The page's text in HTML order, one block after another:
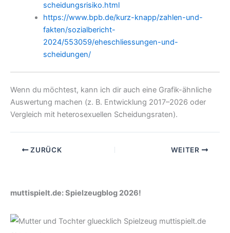
scheidungsrisiko.html
https://www.bpb.de/kurz-knapp/zahlen-und-
fakten/sozialbericht-
2024/553059/eheschliessungen-und-
scheidungen/
Wenn du möchtest, kann ich dir auch eine Grafik-ähnliche
Auswertung machen (z. B. Entwicklung 2017–2026 oder
Vergleich mit heterosexuellen Scheidungsraten).
ZURÜCK WEITER
muttispielt.de: Spielzeugblog 2026!